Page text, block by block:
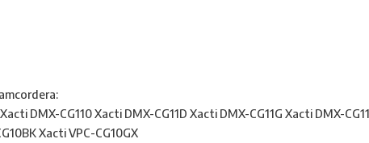
DMX-CG110 Xacti DMX-CG11D Xacti DMX-CG11G Xacti DMX-
Xacti VPC-CG10GX